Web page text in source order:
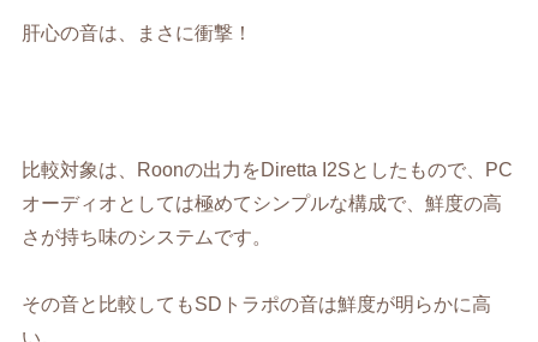
肝心の音は、まさに衝撃！
比較対象は、Roonの出力をDiretta I2Sとしたもので、PC
オーディオとしては極めてシンプルな構成で、鮮度の高
さが持ち味のシステムです。
その音と比較してもSDトラポの音は鮮度が明らかに高